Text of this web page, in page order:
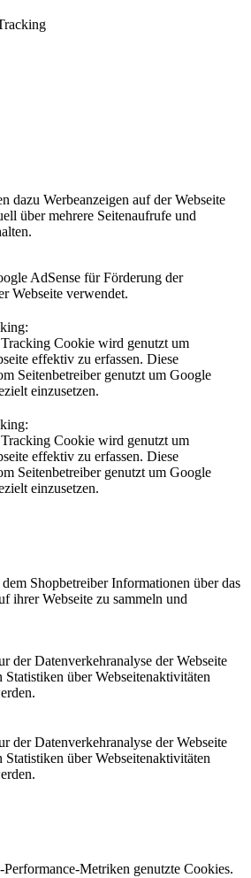
dazu Werbeanzeigen auf der Webseite
über mehrere Seitenaufrufe und
AdSense für Förderung der
Webseite verwendet.
Cookie wird genutzt um
effektiv zu erfassen. Diese
Seitenbetreiber genutzt um Google
einzusetzen.
Cookie wird genutzt um
effektiv zu erfassen. Diese
Seitenbetreiber genutzt um Google
einzusetzen.
Shopbetreiber Informationen über das
ihrer Webseite zu sammeln und
der Datenverkehranalyse der Webseite
Statistiken über Webseitenaktivitäten
der Datenverkehranalyse der Webseite
Statistiken über Webseitenaktivitäten
Metriken genutzte Cookies.